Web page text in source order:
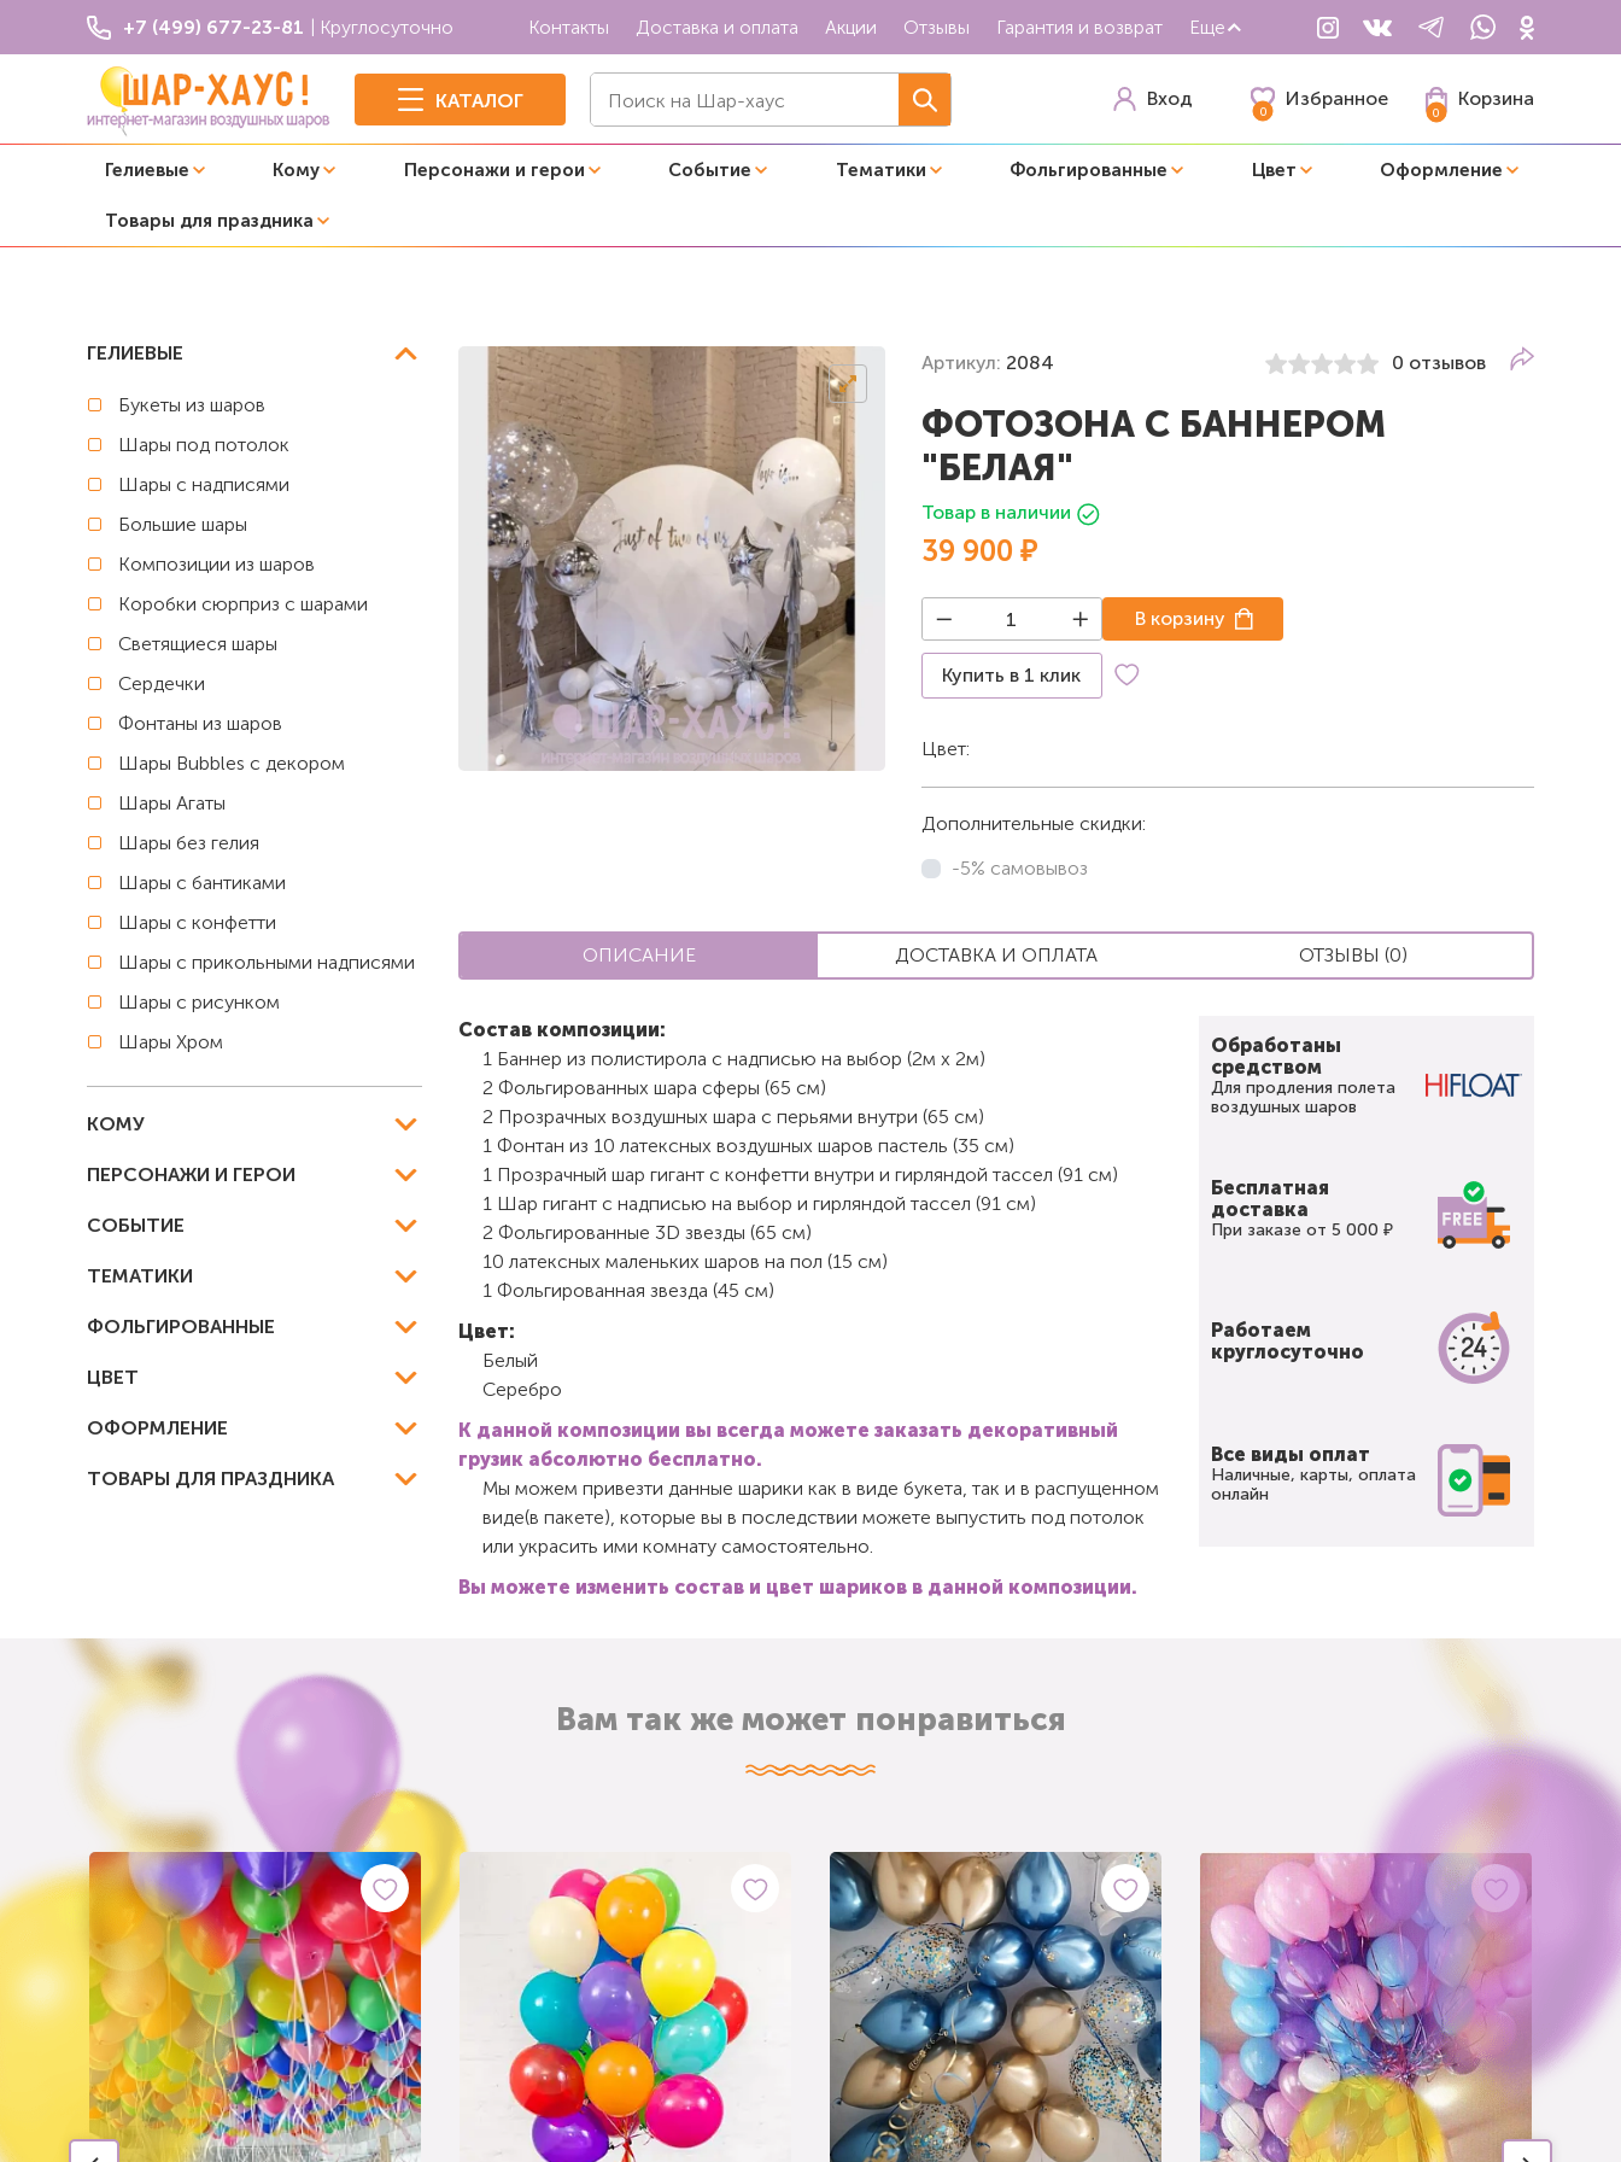
+7 (499) 677-23-81 | Круглосуточно Контакты Доставка и оплата Акции Отзывы Гарантия и возврат Еще
КАТАЛОГ Вход
0
Избранное
0
Корзина
Гелиевые Кому Персонажи и герои Событие Тематики Фольгированные Цвет Оформление
Товары для праздника
Оформление свадьбы
ГЕЛИЕВЫЕ
Букеты из шаров
Шары под потолок
Шары с надписями
Большие шары
Композиции из шаров
Коробки сюрприз с шарами
Светящиеся шары
Сердечки
Фонтаны из шаров
Шары Bubbles с декором
Шары Агаты
Шары без гелия
Шары с бантиками
Шары с конфетти
Шары с прикольными надписями
Шары с рисунком
Шары Хром
КОМУ
ПЕРСОНАЖИ И ГЕРОИ
СОБЫТИЕ
ТЕМАТИКИ
ФОЛЬГИРОВАННЫЕ
ЦВЕТ
ОФОРМЛЕНИЕ
ТОВАРЫ ДЛЯ ПРАЗДНИКА
Артикул: 2084 0 отзывов
ФОТОЗОНА С БАННЕРОМ
"БЕЛАЯ"
Товар в наличии
39 900 ₽
Купить в 1 клик
В корзину
Цвет:
Дополнительные скидки:
-5% самовывоз
ОПИСАНИЕ ДОСТАВКА И ОПЛАТА ОТЗЫВЫ (0)
Состав композиции:
1 Баннер из полистирола с надписью на выбор (2м х 2м)
2 Фольгированных шара сферы (65 см)
2 Прозрачных воздушных шара с перьями внутри (65 см)
1 Фонтан из 10 латексных воздушных шаров пастель (35 см)
1 Прозрачный шар гигант с конфетти внутри и гирляндой тассел (91 см)
1 Шар гигант с надписью на выбор и гирляндой тассел (91 см)
2 Фольгированные 3D звезды (65 см)
10 латексных маленьких шаров на пол (15 см)
1 Фольгированная звезда (45 см)
Цвет:
Белый
Серебро
К данной композиции вы всегда можете заказать декоративный
грузик абсолютно бесплатно.
Мы можем привезти данные шарики как в виде букета, так и в распущенном
виде(в пакете), которые вы в последствии можете выпустить под потолок
или украсить ими комнату самостоятельно.
Вы можете изменить состав и цвет шариков в данной композиции.
Обработаны
средством
Для продления полета
воздушных шаров
Бесплатная
доставка
При заказе от 5 000 ₽
Работаем
круглосуточно
Все виды оплат
Наличные, карты, оплата
онлайн
Вам так же может понравиться